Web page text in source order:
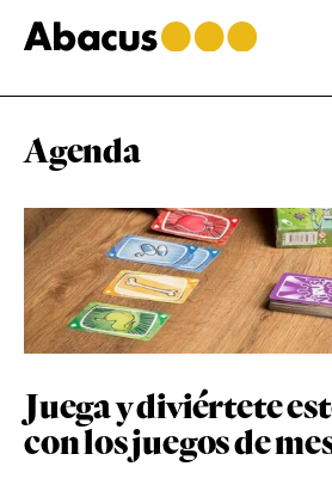
to
main
to
primary
to
footer
Agenda
Juega y diviértete
con los juegos de